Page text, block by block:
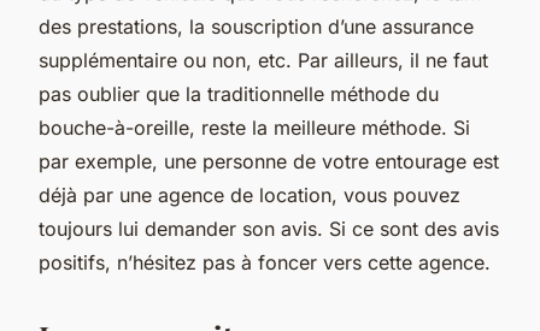
des prestations, la souscription d’une assurance
supplémentaire ou non, etc. Par ailleurs, il ne faut
pas oublier que la traditionnelle méthode du
bouche-à-oreille, reste la meilleure méthode. Si
par exemple, une personne de votre entourage est
déjà par une agence de location, vous pouvez
toujours lui demander son avis. Si ce sont des avis
positifs, n’hésitez pas à foncer vers cette agence.